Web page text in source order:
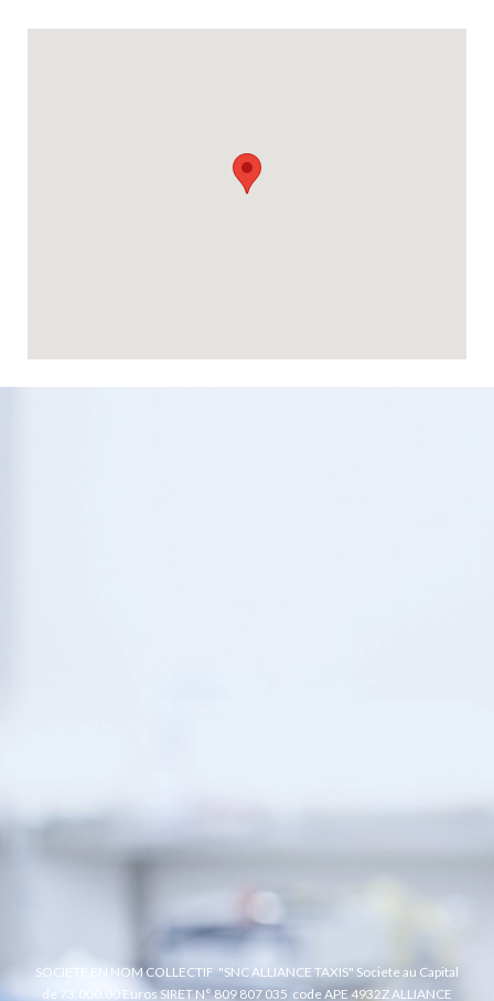
SOCIETE EN NOM COLLECTIF "SNC ALLIANCE TAXIS" Societe au Capital
de 73.000.00 EurosSIRET N° 809 807 035 code APE 4932ZALLIANCE